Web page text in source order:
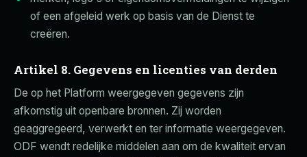
of een afgeleid werk op basis van de Dienst te
creëren.
Artikel 8. Gegevens en licenties van derden
De op het Platform weergegeven gegevens zijn
afkomstig uit openbare bronnen. Zij worden
geaggregeerd, verwerkt en ter informatie weergegeven.
ODF wendt redelijke middelen aan om de kwaliteit ervan